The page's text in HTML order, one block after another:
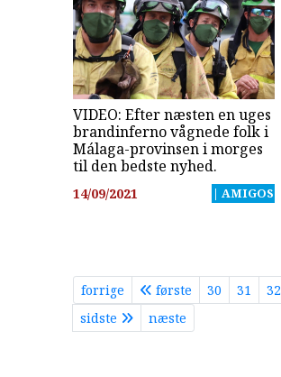
VIDEO: Efter næsten en uges
brandinferno vågnede folk i
Málaga-provinsen i morges
til den bedste nyhed.
14/09/2021 | AMIGOS
forrige første 30 31 32
sidste
næste